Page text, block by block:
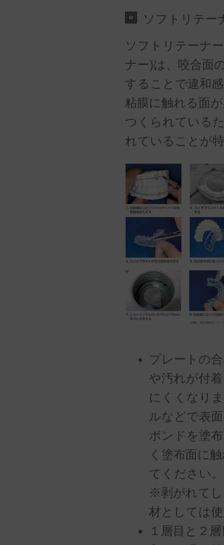
ソフトリテー
ソフトリテーナ
ナー)は、咬合面
することで違和
粘膜に触れる面
つくられている
れていることが
プレートの
や汚れが付
にくくなり
ルなどで表
ボンドを塗
く塗布面に
てください。
※剥がれて
材としては
１層目と２